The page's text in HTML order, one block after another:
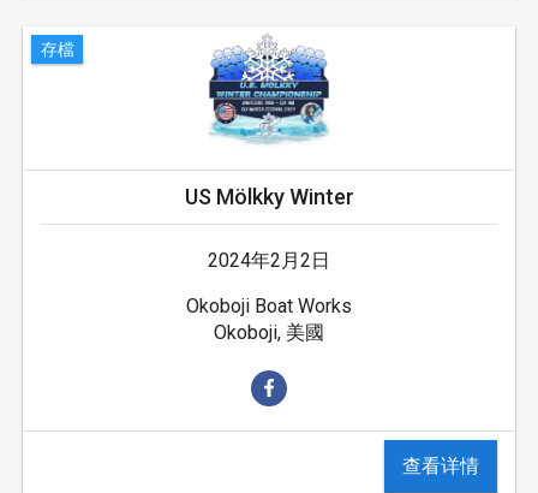
存檔
US Mölkky Winter
2024年2月2日
Okoboji Boat Works
Okoboji, 美國
查看详情